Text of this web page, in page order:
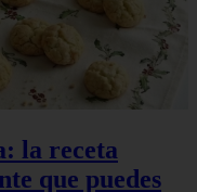
la receta
que puedes